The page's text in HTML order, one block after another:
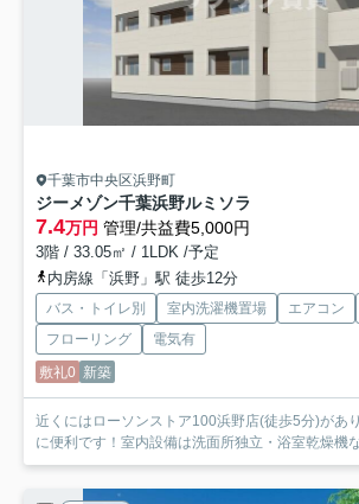
千葉市中央区浜野町
ジーメゾン千葉浜野ルミソラ
7.4万円 管理/共益費5,000円
3階 / 33.05㎡ / 1LDK /予定
内房線「浜野」駅 徒歩12分
バス・トイレ別 室内洗濯機置場 エアコン
フローリング
電気有
敷礼0 新築
近くにはローソンストア100浜野店(徒歩5分)があ
に便利です！室内設備は洗面所独立・浴室乾燥機